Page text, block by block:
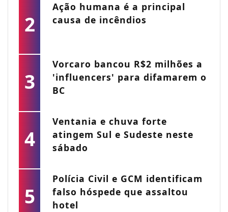
2
Ação humana é a principal
causa de incêndios
3
Vorcaro bancou R$2 milhões a
'influencers' para difamarem o
BC
4
Ventania e chuva forte
atingem Sul e Sudeste neste
sábado
5
Polícia Civil e GCM identificam
falso hóspede que assaltou
hotel